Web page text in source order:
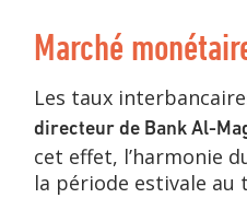
Marché
Les taux
directeur de Bank Al-
cet effet, l’harmonie
la période estivale au